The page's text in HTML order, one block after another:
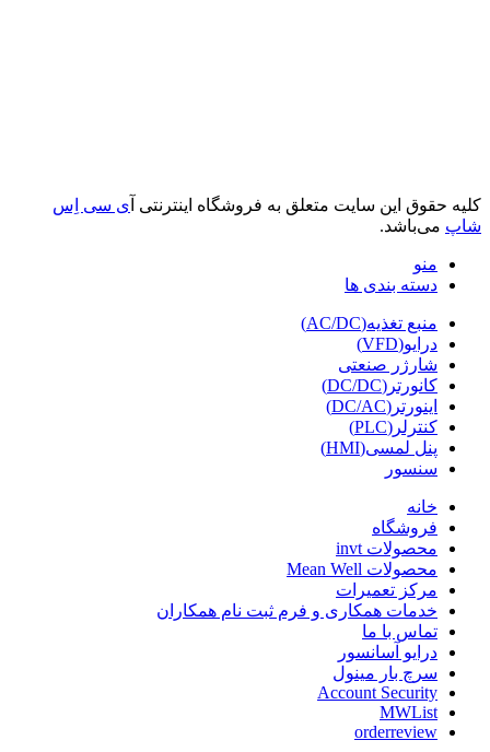
کلیه حقوق این سایت متعلق به فروشگاه اینترنتی آ ی سی اِس
شاپ می‌باشد.
منو
دسته بندی ها
منبع تغذیه(AC/DC)
درایو(VFD)
شارژر صنعتی
کانورتر(DC/DC)
اینورتر(DC/AC)
کنترلر(PLC)
پنل لمسی(HMI)
سنسور
خانه
فروشگاه
محصولات invt
محصولات Mean Well
مرکز تعمیرات
خدمات همکاری و فرم ثبت نام همکاران
تماس با ما
درایو آسانسور
سرچ بار مینول
Account Security
MWList
orderreview